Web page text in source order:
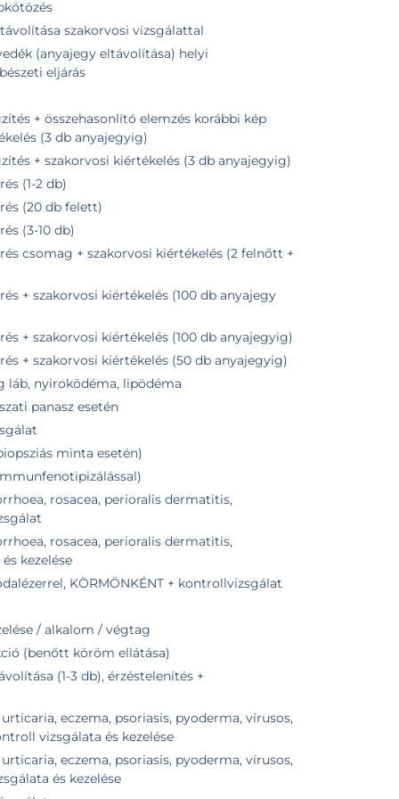
szakorvosi vizsgálattal
(anyajegy eltávolítása) helyi
eljárás
korábbi kép
(3 db anyajegyig)
+ szakorvosi kiértékelés (3 db anyajegyig)
(1-2 db)
(20 db felett)
(3-10 db)
csomag + szakorvosi kiértékelés (2 felnőtt +
+ szakorvosi kiértékelés (100 db anyajegy
+ szakorvosi kiértékelés (100 db anyajegyig)
+ szakorvosi kiértékelés (50 db anyajegyig)
láb, nyiroködéma, lipödéma
panasz esetén
minta esetén)
rosacea, perioralis dermatitis,
rosacea, perioralis dermatitis,
kezelése
KÖRMÖNKÉNT + kontrollvizsgálat
/ alkalom / végtag
(benőtt köröm ellátása)
(1-3 db), érzéstelenítés +
eczema, psoriasis, pyoderma, vírusos,
vizsgálata és kezelése
eczema, psoriasis, pyoderma, vírusos,
és kezelése